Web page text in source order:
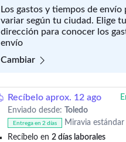
Los gastos y tiempos de envío
variar según tu ciudad. Elige tu
dirección para conocer los
envío
Cambiar
Recíbelo aprox. 12 ago
Enviado desde:
Toledo
Entrega en 2 días
Miravia estándar
Recíbelo en 2 días laborales